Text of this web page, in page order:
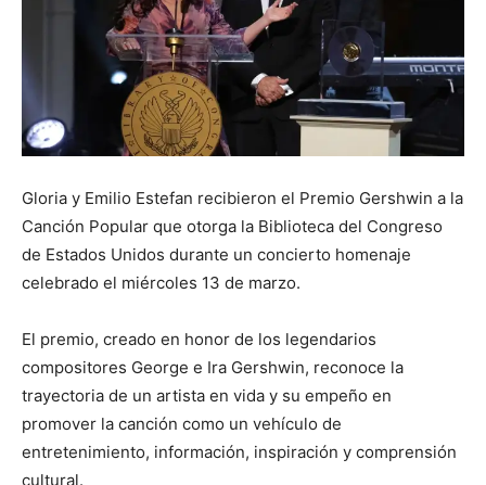
Gloria y Emilio Estefan recibieron el Premio Gershwin a la
Canción Popular que otorga la Biblioteca del Congreso
de Estados Unidos durante un concierto homenaje
celebrado el miércoles 13 de marzo.
El premio, creado en honor de los legendarios
compositores George e Ira Gershwin, reconoce la
trayectoria de un artista en vida y su empeño en
promover la canción como un vehículo de
entretenimiento, información, inspiración y comprensión
cultural.